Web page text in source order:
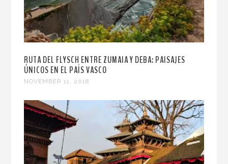
RUTA DEL FLYSCH ENTRE ZUMAIA Y DEBA: PAISAJES
ÚNICOS EN EL PAÍS VASCO
NOVEMBER 11, 2018